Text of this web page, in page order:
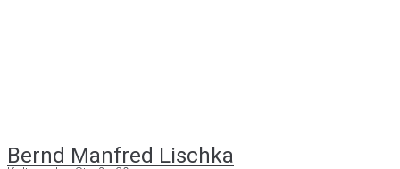
Bernd Manfred Lischka